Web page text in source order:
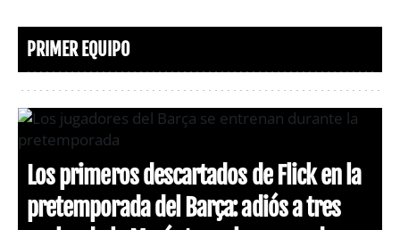
PRIMER EQUIPO
Los primeros descartados de Flick en la
pretemporada del Barça: adiós a tres